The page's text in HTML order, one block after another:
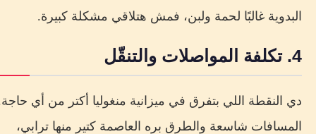
البدوية غالبًا لحمة ولبن، فمش هتلاقي مشكلة كبيرة.
4. تكلفة المواصلات والتنقّل
دي النقطة اللي بتفرق في ميزانية منغوليا أكتر من أي
المسافات شاسعة والطرق بره العاصمة كتير منها ترابي،